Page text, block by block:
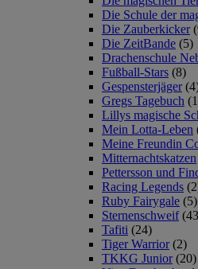
Die Schule der
Die Zauberkicker
Die ZeitBande (5)
Drachenschule
Fußball-Stars (8)
Gespensterjäger
Gregs Tagebuch
Lillys magische
Mein Lotta-Leben
Meine Freundin
Mitternachtskatzen
Pettersson und
Racing Legends
Ruby Fairygale (5)
Sternenschweif
Tafiti (24)
Tiger Warrior (2)
TKKG Junior (20)